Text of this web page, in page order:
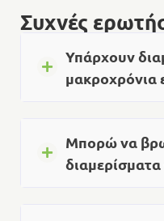
διαφορετικά
Ληξούρι, την
αναπτυσσόμενη
επένδυση ή
Συχνές
Υπάρχουν
μακροχρόνια
Μπορώ να